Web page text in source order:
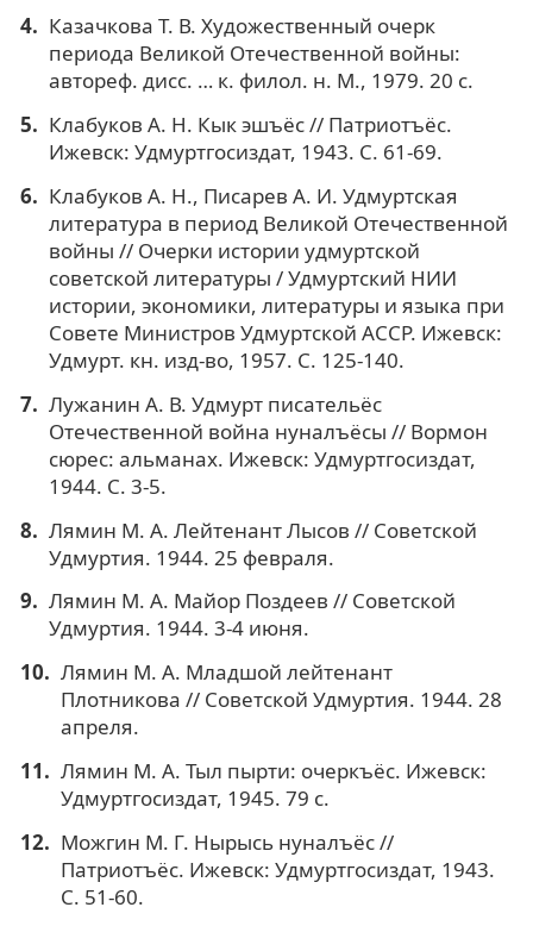
Казачкова Т. В. Художественный очерк
периода Великой Отечественной войны:
автореф. дисс. … к. филол. н. М., 1979. 20 с.
Клабуков А. Н. Кык эшъёс // Патриотъёс.
Ижевск: Удмуртгосиздат, 1943. С. 61-69.
Клабуков А. Н., Писарев А. И. Удмуртская
литература в период Великой Отечественной
войны // Очерки истории удмуртской
советской литературы / Удмуртский НИИ
истории, экономики, литературы и языка при
Совете Министров Удмуртской АССР. Ижевск:
Удмурт. кн. изд-во, 1957. С. 125-140.
Лужанин А. В. Удмурт писательёс
Отечественной война нуналъёсы // Вормон
сюрес: альманах. Ижевск: Удмуртгосиздат,
1944. С. 3-5.
Лямин М. А. Лейтенант Лысов // Советской
Удмуртия. 1944. 25 февраля.
Лямин М. А. Майор Поздеев // Советской
Удмуртия. 1944. 3-4 июня.
Лямин М. А. Младшой лейтенант
Плотникова // Советской Удмуртия. 1944. 28
апреля.
Лямин М. А. Тыл пырти: очеркъёс. Ижевск:
Удмуртгосиздат, 1945. 79 с.
Можгин М. Г. Нырысь нуналъёс //
Патриотъёс. Ижевск: Удмуртгосиздат, 1943.
С. 51-60.